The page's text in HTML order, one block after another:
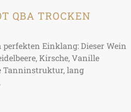
QBA TROCKEN
Einklang: Dieser Wein
Kirsche, Vanille
Tanninstruktur, lang